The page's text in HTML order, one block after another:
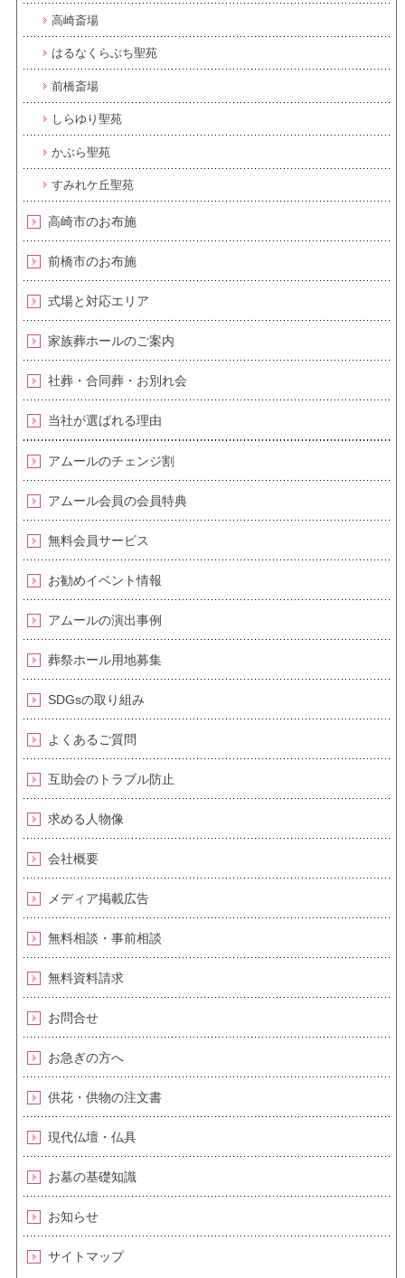
高崎斎場
はるなくらぶち聖苑
前橋斎場
しらゆり聖苑
かぶら聖苑
すみれケ丘聖苑
高崎市のお布施
前橋市のお布施
式場と対応エリア
家族葬ホールのご案内
社葬・合同葬・お別れ会
当社が選ばれる理由
アムールのチェンジ割
アムール会員の会員特典
無料会員サービス
お勧めイベント情報
アムールの演出事例
葬祭ホール用地募集
SDGsの取り組み
よくあるご質問
互助会のトラブル防止
求める人物像
会社概要
メディア掲載広告
無料相談・事前相談
無料資料請求
お問合せ
お急ぎの方へ
供花・供物の注文書
現代仏壇・仏具
お墓の基礎知識
お知らせ
サイトマップ